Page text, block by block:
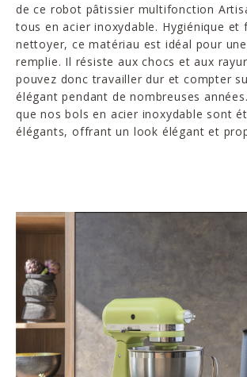
de ce robot pâtissier multifonction
tous en acier inoxydable. Hygiénique et
nettoyer, ce matériau est idéal pour
remplie. Il résiste aux chocs et aux
pouvez donc travailler dur et compter
élégant pendant de nombreuses
que nos bols en acier inoxydable sont
élégants, offrant un look élégant et